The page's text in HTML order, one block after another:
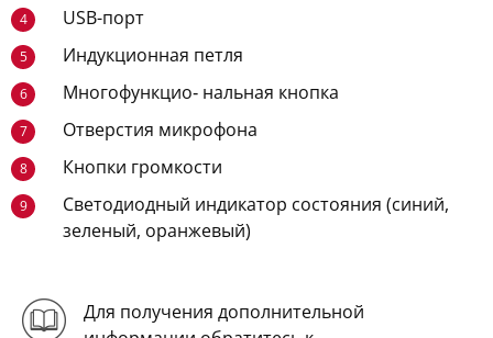
4 USB-порт
5 Индукционная петля
6 Многофункцио‑ нальная кнопка
7 Отверстия микрофона
8 Кнопки громкости
9
Светодиодный индикатор состояния (синий,
зеленый, оранжевый)
Для получения дополнительной